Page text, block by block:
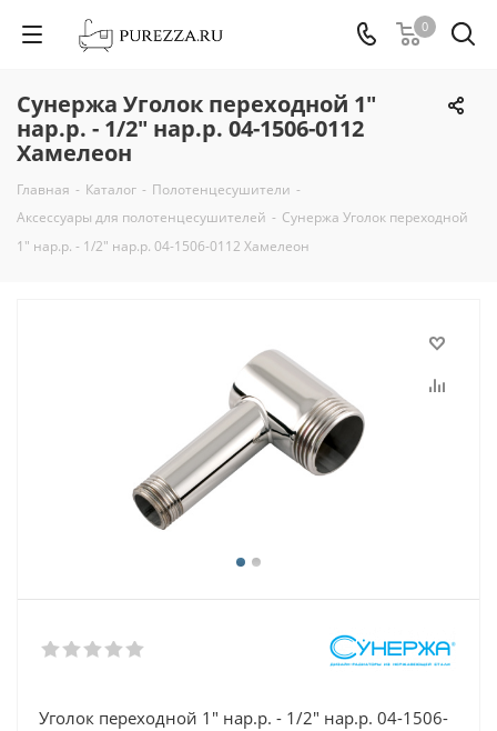
0
Сунержа Уголок переходной 1"
нар.р. - 1/2" нар.р. 04-1506-0112
Хамелеон
Главная - Каталог - Полотенцесушители -
Аксессуары для полотенцесушителей - Сунержа Уголок переходной
1" нар.р. - 1/2" нар.р. 04-1506-0112 Хамелеон
Уголок переходной 1" нар.р. - 1/2" нар.р. 04-1506-